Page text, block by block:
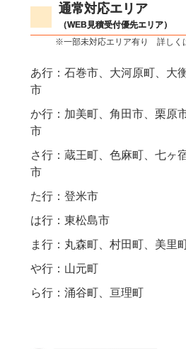
通常対応エリア
（WEB見積受付優先エリア）
※一部未対応エリア有り 詳しく
あ行：石巻市、大河原町、大
市
か行：加美町、角田市、栗原
市
さ行：蔵王町、色麻町、七ヶ
市
た行：登米市
は行：東松島市
ま行：丸森町、村田町、美里
や行：山元町
ら行：涌谷町、亘理町